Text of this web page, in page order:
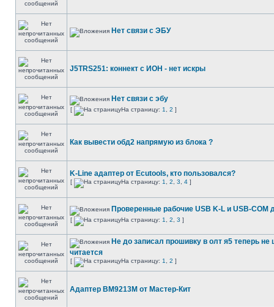
Нет связи с ЭБУ
J5TRS251: коннект с ИОН - нет искры
Нет связи с эбу
[ На страницу: 1 2 ]
Как вывести обд2 напрямую из блока ?
K-Line адаптер от Ecutools, кто пользовался?
[ На страницу: 1 2 3 4 ]
Проверенные рабочие USB K-L и USB-COM
[ На страницу: 1 2 3 ]
Не до записал прошивку в олт я5 теперь не
читается
[ На страницу: 1 2 ]
Адаптер BM9213M от Мастер-Кит